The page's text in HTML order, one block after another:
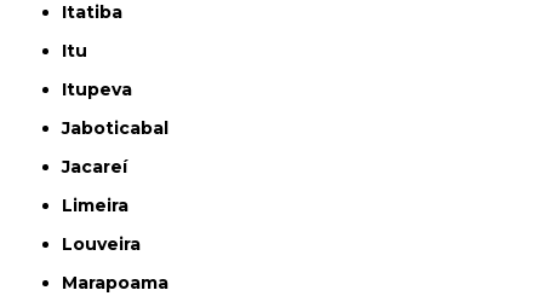
Itatiba
Itu
Itupeva
Jaboticabal
Jacareí
Limeira
Louveira
Marapoama